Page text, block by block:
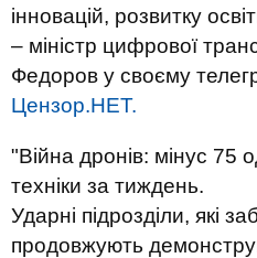
інновацій, розвитку
– міністр цифрової
Федоров у своєму
Цензор.НЕТ.
"Війна дронів: мінус 75
техніки за тиждень.
Ударні підрозділи, які
продовжують